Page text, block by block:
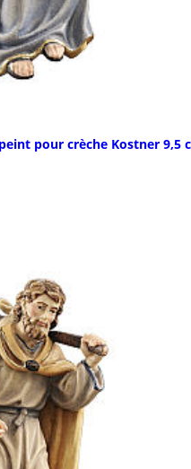
pour crèche Kostner 9,5